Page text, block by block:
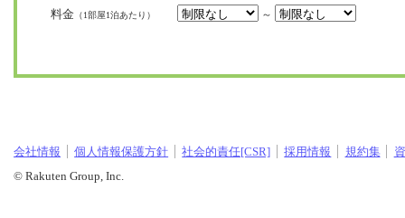
料金 （1部屋1泊あたり） ～
会社情報 個人情報保護方針 社会的責任[CSR] 採用情報 規約集
© Rakuten Group, Inc.